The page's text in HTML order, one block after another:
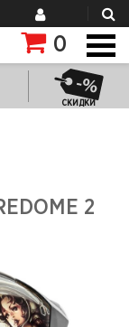
0
СКИДКИ
2